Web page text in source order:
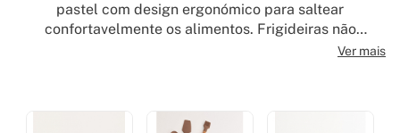
pastel com design ergonómico para saltear
confortavelmente os alimentos. Frigideiras não
aderentes adequadas a todos os tipos de fogões e com
cozinha com as nossas panelas a condizer.
Ver mais